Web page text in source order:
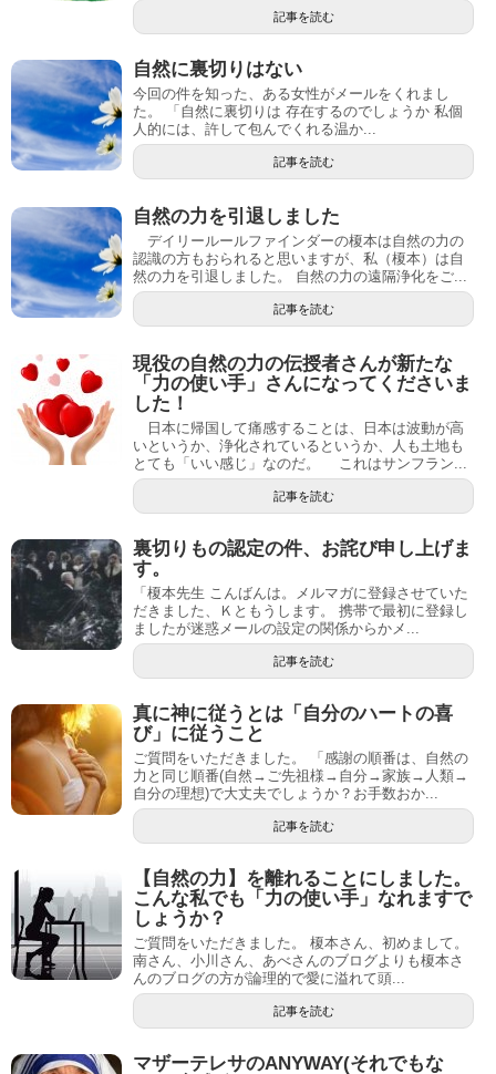
記事を読む
自然に裏切りはない
今回の件を知った、ある女性がメールをくれまし
た。 「自然に裏切りは 存在するのでしょうか 私個
人的には、許して包んでくれる温か...
記事を読む
自然の力を引退しました
デイリールールファインダーの榎本は自然の力の
認識の方もおられると思いますが、私（榎本）は自
然の力を引退しました。 自然の力の遠隔浄化をご...
記事を読む
現役の自然の力の伝授者さんが新たな
「力の使い手」さんになってくださいま
した！
日本に帰国して痛感することは、日本は波動が高
いというか、浄化されているというか、人も土地も
とても「いい感じ」なのだ。 これはサンフラン...
記事を読む
裏切りもの認定の件、お詫び申し上げま
す。
「榎本先生 こんばんは。メルマガに登録させていた
だきました、Ｋともうします。 携帯で最初に登録し
ましたが迷惑メールの設定の関係からかメ...
記事を読む
真に神に従うとは「自分のハートの喜
び」に従うこと
ご質問をいただきました。 「感謝の順番は、自然の
力と同じ順番(自然→ご先祖様→自分→家族→人類→
自分の理想)で大丈夫でしょうか？お手数おか...
記事を読む
【自然の力】を離れることにしました。
こんな私でも「力の使い手」なれますで
しょうか？
ご質問をいただきました。 榎本さん、初めまして。
南さん、小川さん、あべさんのブログよりも榎本さ
んのブログの方が論理的で愛に溢れて頭...
記事を読む
マザーテレサのANYWAY(それでもな